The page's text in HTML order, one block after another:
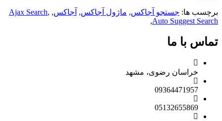
ها: جستجو آجاکس,ماژول آجاکس,آجاکس,
Ajax Search,
Auto Suggest
,
با ما
خراسان رضوی، مشهد
09364471957
05132655869